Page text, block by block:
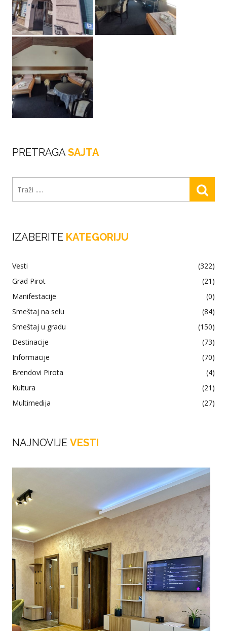
PRETRAGA SAJTA
IZABERITE KATEGORIJU
Vesti
(322)
Grad Pirot
(21)
Manifestacije
(0)
Smeštaj na selu
(84)
Smeštaj u gradu
(150)
Destinacije
(73)
Informacije
(70)
Brendovi Pirota
(4)
Kultura
(21)
Multimedija
(27)
NAJNOVIJE VESTI